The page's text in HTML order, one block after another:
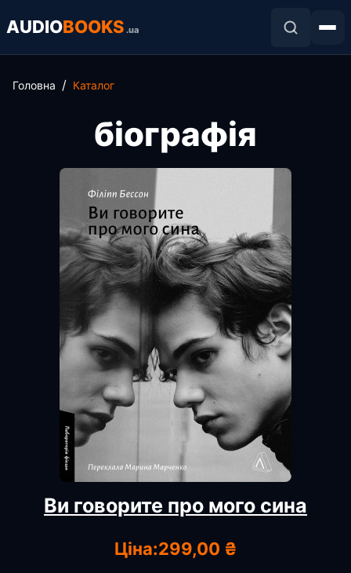
AUDIOBOOKS .ua
Головна Каталог
біографія
Ви говорите про мого сина
Ціна:299,00 ₴